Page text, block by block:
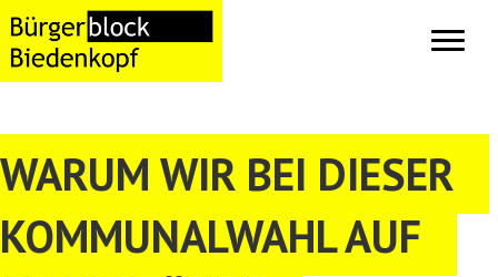
WARUM WIR BEI DIESER
KOMMUNALWAHL AUF